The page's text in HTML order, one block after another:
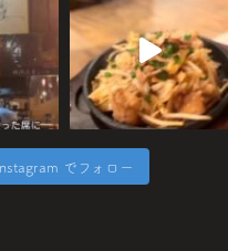
でフォロー